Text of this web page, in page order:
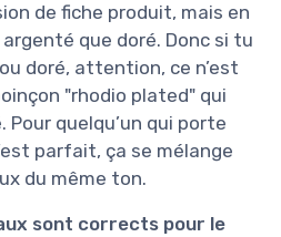
de fiche produit, mais en
que doré. Donc si tu
doré, attention, ce n’est
"rhodio plated" qui
quelqu’un qui porte
parfait, ça se mélange
du même ton.
sont corrects pour le